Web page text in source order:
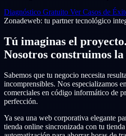
Diagnóstico Gratuito Ver Casos de
Zonadeweb: tu partner tecnológico
Tú imaginas el proyecto.
Nosotros construimos
Sabemos que tu negocio necesita
incomprensibles. Nos especializamos
comerciales en código informático de
perfección.
Ya sea una web corporativa elegante
tienda online sincronizada con tu